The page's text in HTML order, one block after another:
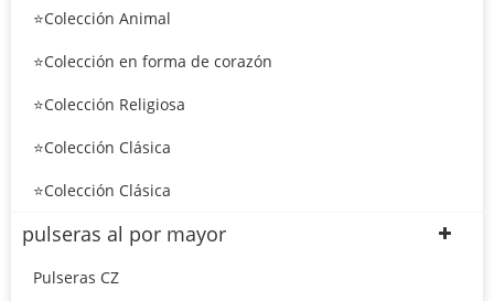
⭐Colección Animal
⭐Colección en forma de corazón
⭐Colección Religiosa
⭐Colección Clásica
⭐Colección Clásica
pulseras al por mayor
Pulseras CZ